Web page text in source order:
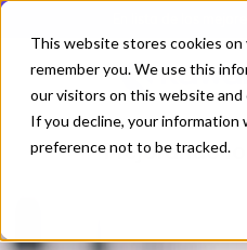
This website stores cookies
remember you. We use this
our visitors on this website and
If you decline, your
preference not to be tracked.
Mejorando